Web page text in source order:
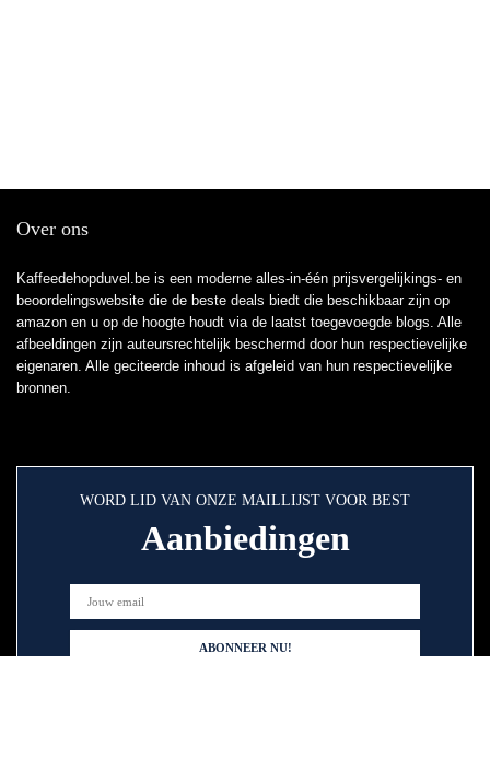
Over ons
Kaffeedehopduvel.be is een moderne alles-in-één prijsvergelijkings- en
beoordelingswebsite die de beste deals biedt die beschikbaar zijn op
amazon en u op de hoogte houdt via de laatst toegevoegde blogs. Alle
afbeeldingen zijn auteursrechtelijk beschermd door hun respectievelijke
eigenaren. Alle geciteerde inhoud is afgeleid van hun respectievelijke
bronnen.
WORD LID VAN ONZE MAILLIJST VOOR BEST
Aanbiedingen